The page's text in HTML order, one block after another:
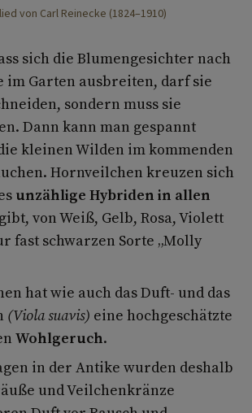
von Carl Reinecke (1824–1910)
sich die Blumengesichter nach
im Garten ausbreiten, darf sie
sondern muss sie
Dann kann man gespannt
kleinen Wilden im kommenden
Hornveilchen kreuzen sich
unzählige Hybriden in allen
gibt, von Weiß, Gelb, Rosa, Violett
fast schwarzen Sorte „Molly
hat wie auch das Duft- und das
(Viola suavis) eine hochgeschätzte
Wohlgeruch.
in der Antike wurden deshalb
und Veilchenkränze